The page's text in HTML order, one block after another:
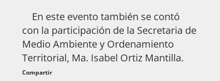
En este evento también se contó
con la participación de la Secretaria de
Medio Ambiente y Ordenamiento
Territorial, Ma. Isabel Ortiz Mantilla.
Compartir